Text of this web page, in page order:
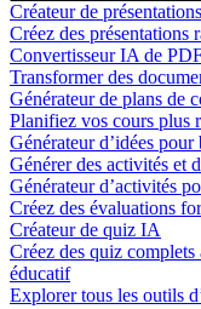
Créateur de
Créez des présentations
Convertisseur IA de
Transformer des
Générateur de plans de
Planifiez vos cours plus
Générateur d’idées pour
Générer des activités et
Générateur d’activités
Créez des évaluations
Créateur de quiz IA
Créez des quiz
éducatif
Explorer tous les outils